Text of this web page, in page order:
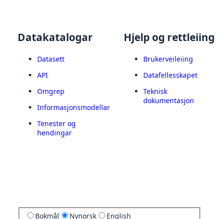
Datakatalogar
Datasett
API
Omgrep
Informasjonsmodellar
Tenester og
hendingar
Hjelp og rettleiing
Brukerveileiing
Datafellesskapet
Teknisk
dokumentasjon
Bokmål Nynorsk English